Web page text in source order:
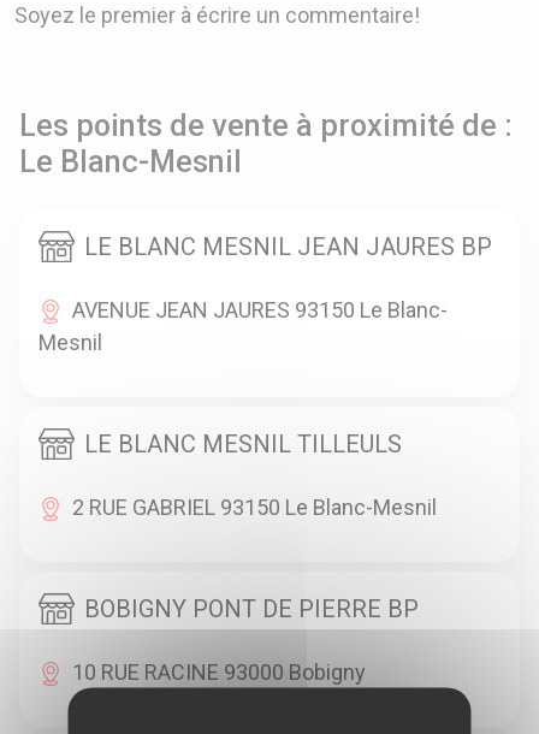
Soyez le premier à écrire un commentaire!
Les points de vente à proximité de :
Le Blanc-Mesnil
LE BLANC MESNIL JEAN JAURES BP
AVENUE JEAN JAURES 93150 Le Blanc-
Mesnil
LE BLANC MESNIL TILLEULS
2 RUE GABRIEL 93150 Le Blanc-Mesnil
BOBIGNY PONT DE PIERRE BP
10 RUE RACINE 93000 Bobigny